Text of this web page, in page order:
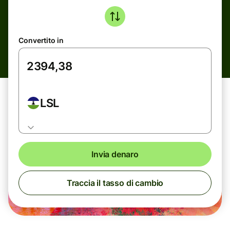
Convertito in
LSL
Invia denaro
Traccia il tasso di cambio